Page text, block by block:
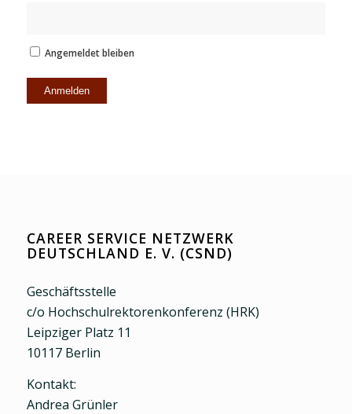
Angemeldet bleiben
Anmelden
CAREER SERVICE NETZWERK
DEUTSCHLAND E. V. (CSND)
Geschäftsstelle
c/o Hochschulrektorenkonferenz (HRK)
Leipziger Platz 11
10117 Berlin
Kontakt:
Andrea Grünler